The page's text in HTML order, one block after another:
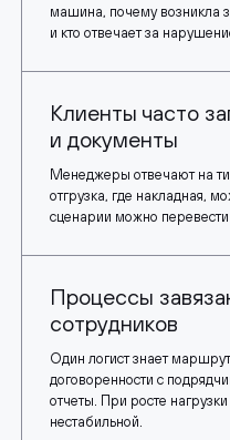
машина, почему возникла
и кто отвечает за
Клиенты часто
и документы
Менеджеры отвечают на
отгрузка, где накладная,
сценарии можно
Процессы
сотрудников
Один логист знает
договоренности с
отчеты. При росте
нестабильной.